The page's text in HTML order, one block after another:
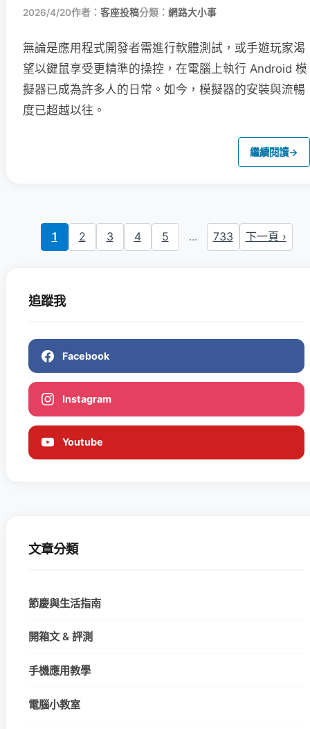
2026/4/20作者： 客座投稿分類： 網路大小事
無論是應用程式開發者需進行軟體測試，或手遊玩家渴
望以鍵鼠享受更精準的操控，在電腦上執行 Android 模
擬器已成為許多人的日常。如今，模擬器的安裝與流暢
度已超越以往。
繼續閱讀→
1 2 3 4 5 ... 733 下一頁 ›
追蹤我
Facebook
Instagram
Youtube
文章分類
節慶與生活指南
開箱文 & 評測
手機應用教學
電腦小教室